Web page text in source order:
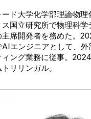
ド大学化学部理論物理
国立研究所で物理科学
席開発者を務めた。
AIエンジニアとして、
ング業務に従事。 2024
リリンガル。